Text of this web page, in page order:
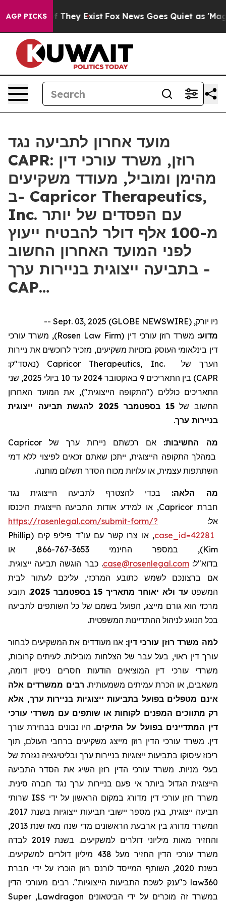
AGP PICKS
Proof They Exist Fox News Goes Quiet as 'Maga
מועד אחרון לתביעה נגד
CAPR: רוזן, משרד עורכי דין
מהימן ומוביל, מעודד משקיעים
ב- Capricor Therapeutics,
Inc. עם הפסדים של יותר
מ-100 אלף דולר להבטיח ייעוץ
לפני המועד האחרון החשוב
בתביעה ייצוגית בניירות ערך -
CAP…
ניו יורק, Sept. 03, 2025 (GLOBE NEWSWIRE) --
מדוע: משרד רוזן עורכי דין (Rosen Law Firm), משרד עורכי
דין בינלאומי העוסק בזכויות משקיעים, מזכיר לרוכשים את ניירות
הערך של
Capricor Therapeutics, Inc. (נאסד"ק:
CAPR
) בין התאריכים 9 באוקטובר 2024 עד 10 ביולי 2025, שני
התאריכים כוללים ("התקופה הייצוגית"), את המועד האחרון
החשוב של15 בספטמבר 2025 להגשת תביעה ייצוגית
בניירות ערך.
מה החשיבות: אם רכשתם ניירות ערך של Capricor
במהלך התקופה הייצוגית, ייתכן שאתם זכאים לפיצוי ללא דמי
השתתפות עצמית, או עלויות מכוח הסדר תשלום מותנה.
מה הלאה: בכדי להצטרף לתביעה הייצוגית נגד
חברת Capricor, או למידע אודות התביעה הייצוגית היכנסו
אל: https://rosenlegal.com/submit-form/?
case_id=42281, או צרו קשר עם עו"ד פיליפ קים (Phillip
Kim
), במספר החינמי 866-767-3653, או
בדוא"ל:case@rosenlegal.com. כבר הוגשה תביעה ייצוגית.
אם ברצונכם לשמש כתובע המרכזי, עליכם לעתור לבית
המשפט עד ולא יאוחר מתאריך 15 בספטמבר 2025 . תובע
מרכזי הוא גורם מייצג, הפועל בשמם של כל השותפים לתביעה
בכל הנוגע לניהול ההתדיינות המשפטית.
למה משרד רוזן עורכי דין: אנו מעודדים את המשקיעים לבחור
עורך דין ראוי, בעל עבר של הצלחות מובילות. לעיתים קרובות,
משרדי עורכי דין המוציאים הודעות חסרים ניסיון דומה,
משאבים, או הכרת עמיתים משמעותית. רבים ממשרדים אלה
אינם מטפלים בפועל בתביעות ייצוגיות בניירות ערך, אלא
רק מתווכים המפנים לקוחות או שותפים עם משרדי עורכי
דין המתדיינים בפועל על התיקים. היו נבונים בבחירת עורך
דין. משרד עורכי הדין רוזן מייצג משקיעים ברחבי העולם, תוך
ריכוז עיסוקו בתביעות ייצוגיות בניירות ערך ובליטיגציה נגזרת של
בעלי מניות. משרד עורכי הדין רוזן השיג את הסדר התביעה
הייצוגית הגדול ביותר אי פעם בניירות ערך נגד חברה סינית.
משרד רוזן עורכי דין מדורג במקום הראשון על ידי ISS שרותי
תביעה ייצוגית, בגין מספר יישובי תביעות ייצוגיות בשנת 2017.
המשרד מדורג בין ארבעת הראשונים מדי שנה מאז שנת 2013,
והחזיר מאות מיליוני דולרים למשקיעים. בשנת 2019 לבדה
משרד עורכי הדין החזיר מעל 438 מיליון דולרים למשקיעים.
בשנת 2020, השותף המייסד לורנס רוזן הוכרז על ידי חברת
law360 כ"ענק לשכת התביעות הייצוגיות". רבים מעורכי הדין
במשרד זה מוכרים על ידי הביטאונים Lawdragon
,
Super